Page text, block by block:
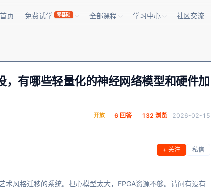
首页 免费试学 零基础 全部课程 学习中心 社区交流
，有哪些轻量化的神经网络模型和硬件加
开放 6 回答 132 浏览 2026-02-15
+ 关注 私信
风格迁移的系统。担心模型太大，FPGA资源不够。请问有没有